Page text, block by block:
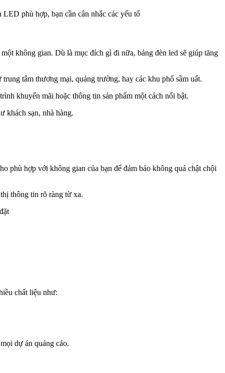
phù hợp, bạn cần cân nhắc các yếu tố
không gian. Dù là mục đích gì đi nữa, bảng đèn led sẽ giúp tăng
tâm thương mại, quảng trường, hay các khu phố sầm uất.
khuyến mãi hoặc thông tin sản phẩm một cách nổi bật.
khách sạn, nhà hàng.
phù hợp với không gian của bạn để đảm bảo không quá chật chội
thông tin rõ ràng từ xa.
chất liệu như:
dự án quảng cáo.